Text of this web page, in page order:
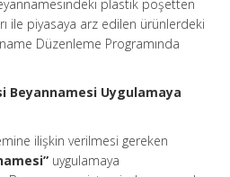
plastik poşetten
ile piyasaya arz edilen ürünlerdeki
Düzenleme Programında
Beyannamesi Uygulamaya
ilişkin verilmesi gereken
uygulamaya